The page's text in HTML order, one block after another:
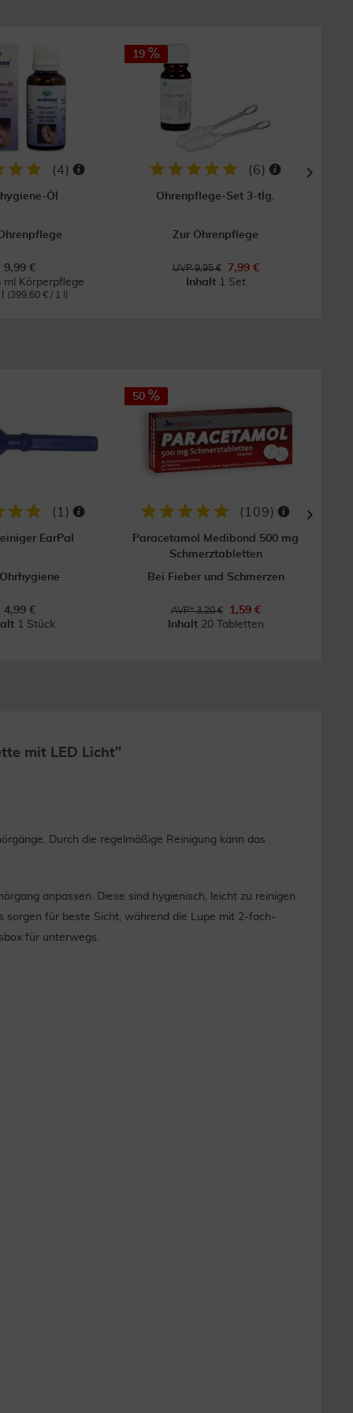
(4)
Öl
9,99 €
ml Körperpflege
(399,60 € / 1 l)
19
(6)
Ohrenpflege-Set 3-tlg.
Zur Ohrenpflege
UVP 9,95 €
7,99 €
Inhalt 1 Set
( 1 )
EarPal
4,99 €
1 Stück
50
( 109)
Paracetamol Medibond 500 mg
Schmerztabletten
Bei Fieber und Schmerzen
AVP* 3,20 €
1,59 €
Inhalt 20 Tabletten
mit LED Licht"
Durch die regelmäßige Reinigung kann das
anpassen. Diese sind hygienisch, leicht zu reinigen
sorgen für beste Sicht, während die Lupe mit 2-fach-
für unterwegs.